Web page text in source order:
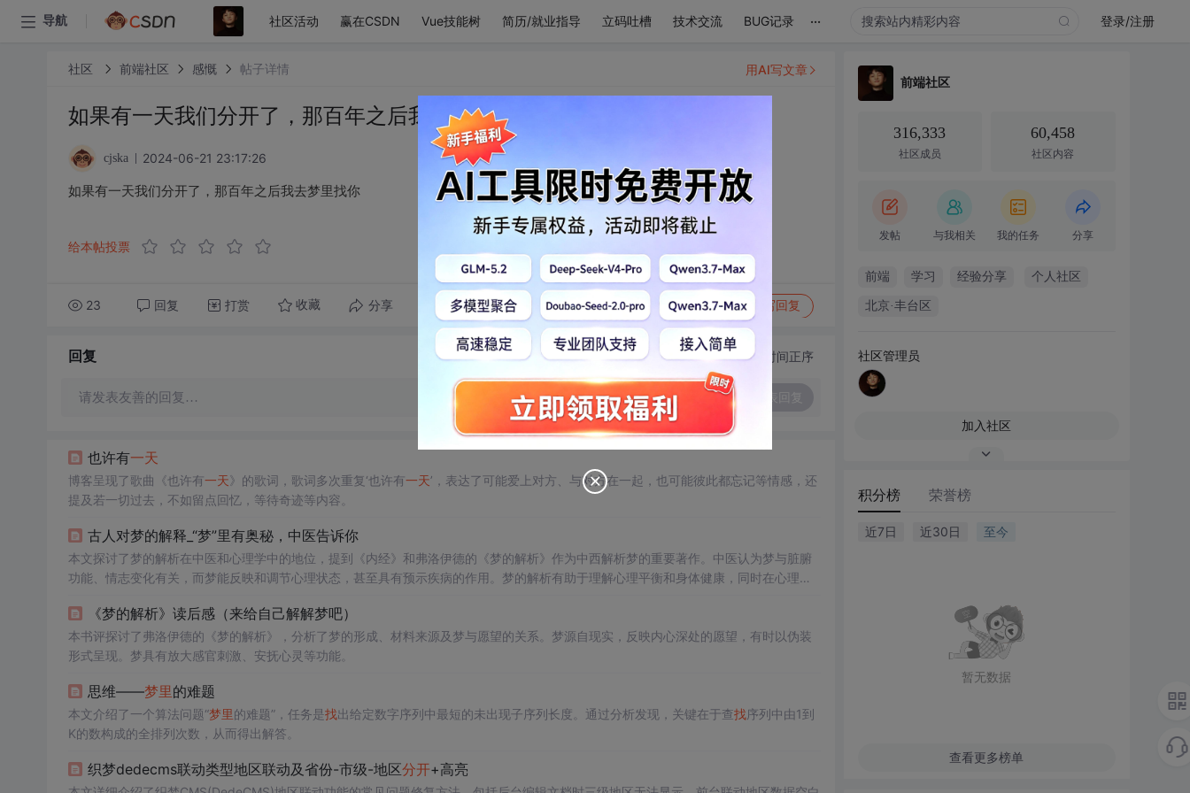
导航 社区活动 赢在CSDN Vue技能树 简历/就业指导 立码吐槽 技术交流 BUG记录 ... 登录/注册
社区 前端社区 感慨 帖子详情
如果有一天我们分开了，那百年之后我去梦里找你
cjska 2024-06-21 23:17:26
如果有一天我们分开了，那百年之后我去梦里找你
给本帖投票
23 回复 打赏 收藏 分享 转发到动态 举报 写回复
用AI写文章
回复 切换为时间正序
请发表友善的回复…
也许有一天
博客呈现了歌曲《也许有一天》的歌词，歌词多次重复‘也许有一天’，表达了可能爱上对方、与对方在一起，也可能彼此都忘记等情感，还
提及若一切过去，不如留点回忆，等待奇迹等内容。
古人对梦的解释_“梦”里有奥秘，中医告诉你
本文探讨了梦的解析在中医和心理学中的地位，提到《内经》和弗洛伊德的《梦的解析》作为中西解析梦的重要著作。中医认为梦与脏腑
功能、情志变化有关，而梦能反映和调节心理状态，甚至具有预示疾病的作用。梦的解析有助于理解心理平衡和身体健康，同时在心理治
《梦的解析》读后感（来给自己解解梦吧）
本书评探讨了弗洛伊德的《梦的解析》，分析了梦的形成、材料来源及梦与愿望的关系。梦源自现实，反映内心深处的愿望，有时以伪装
形式呈现。梦具有放大感官刺激、安抚心灵等功能。
思维——梦里的难题
本文介绍了一个算法问题“梦里的难题”，任务是找出给定数字序列中最短的未出现子序列长度。通过分析发现，关键在于查找序列中由1到
K的数构成的全排列次数，从而得出解答。
织梦dedecms联动类型地区联动及省份-市级-地区分开+高亮
前端社区
316,333
社区成员
60,458
社区内容
发帖 与我相关 我的任务 分享
前端 学习 经验分享 个人社区
北京·丰台区
社区管理员
加入社区
积分榜 荣誉榜
近7日 近30日 至今
暂无数据
查看更多榜单